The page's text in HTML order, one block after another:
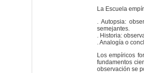
La Escuela
. Autopsia:
semejantes.
. Historia:
. Analogía o
Los empíricos
fundamentos
observación se